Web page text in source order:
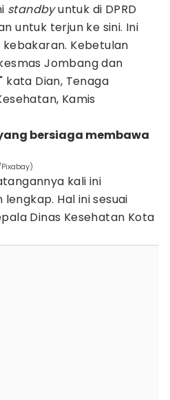
standbyuntuk di DPRD
untuk terjun ke sini. Ini
Kebetulan
Jombang dan
kata Dian, Tenaga
Kamis
bersiaga membawa
kali ini
Hal ini sesuai
Dinas Kesehatan Kota